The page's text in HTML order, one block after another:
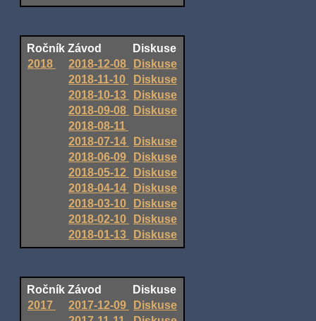
Ročník Závod
Diskuse
2018
2018-12-08
Diskuse
2018-11-10
Diskuse
2018-10-13
Diskuse
2018-09-08
Diskuse
2018-08-11
2018-07-14
Diskuse
2018-06-09
Diskuse
2018-05-12
Diskuse
2018-04-14
Diskuse
2018-03-10
Diskuse
2018-02-10
Diskuse
2018-01-13
Diskuse
Ročník Závod
Diskuse
2017
2017-12-09
Diskuse